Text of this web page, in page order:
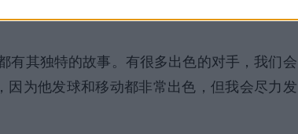
有其独特的故事。有很多出色的对手，我们会
为他发球和移动都非常出色，但我会尽力发